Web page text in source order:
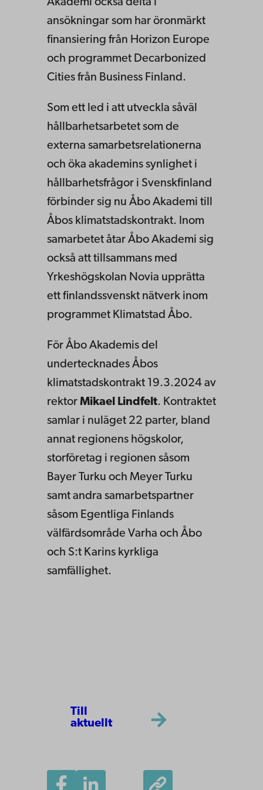
Akademi också delta i
ansökningar som har öronmärkt
finansiering från Horizon Europe
och programmet Decarbonized
Cities från Business Finland.
Som ett led i att utveckla såväl
hållbarhetsarbetet som de
externa samarbetsrelationerna
och öka akademins synlighet i
hållbarhetsfrågor i Svenskfinland
förbinder sig nu Åbo Akademi till
Åbos klimatstadskontrakt. Inom
samarbetet åtar Åbo Akademi sig
också att tillsammans med
Yrkeshögskolan Novia upprätta
ett finlandssvenskt nätverk inom
programmet Klimatstad Åbo.
För Åbo Akademis del
undertecknades Åbos
klimatstadskontrakt 19.3.2024 av
rektor Mikael Lindfelt. Kontraktet
samlar i nuläget 22 parter, bland
annat regionens högskolor,
storföretag i regionen såsom
Bayer Turku och Meyer Turku
samt andra samarbetspartner
såsom Egentliga Finlands
välfärdsområde Varha och Åbo
och S:t Karins kyrkliga
samfällighet.
Till
aktuellt